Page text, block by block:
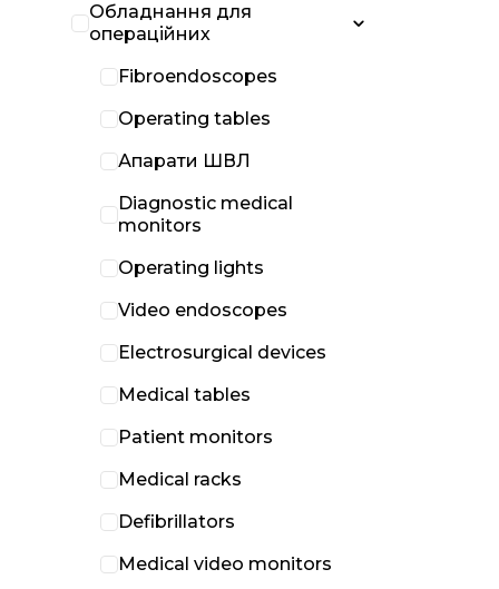
Обладнання для
операційних
Fibroendoscopes
Operating tables
Апарати ШВЛ
Diagnostic medical
monitors
Operating lights
Video endoscopes
Electrosurgical devices
Medical tables
Patient monitors
Medical racks
Defibrillators
Medical video monitors